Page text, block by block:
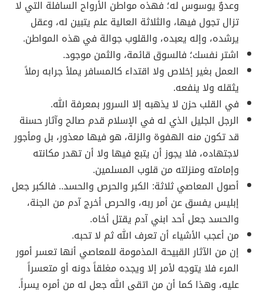
وعدوٌ يوسوس له؛ فهذه مواطن الأرواح السافلة التي لا
تزال تجول فيها، والثلاثة العالية علم يتبين له، وعقل
يرشده، وإله يعبده، والقلوب جوالة في هذه المواطن.
اشتر نفسك؛ فالسوق قائمة، والثمن موجود.
العمل بغير إخلاص ولا اقتداء كالمسافر يملأ جرابه رملاً
يثقله ولا ينفعه.
في القلب حزن لا يذهبه إلا السرور بمعرفة الله.
الرجل الجليل الذي له في الإسلام قدم صالح وآثار حسنة
قد تكون منه الهفوة والزلة، هو فيها معذور، بل ومأجور
لاجتهاده، فلا يجوز أن يتبع فيها ولا أن تهدر مكانته
وإمامته ومنزلته من قلوب المسلمين.
أصول المعاصي ثلاثة: الكبر والحرص والحسد.. فالكبر جعل
إبليس يفسق عن أمر ربه، والحرص أخرج آدم من الجنة،
والحسد جعل أحد ابني آدم يقتل أخاه.
من أعجب الأشياء أن تعرف الله ثم لا تحبه.
إن من الآثار القبيحة المذمومة للمعاصي أنها تعسر أمور
المرء فلا يتوجه لأمر إلا ويجده مغلقاً دونه أو متعسراً
عليه، وهذا كما أن من اتقى الله جعل له من أمره يسراً.